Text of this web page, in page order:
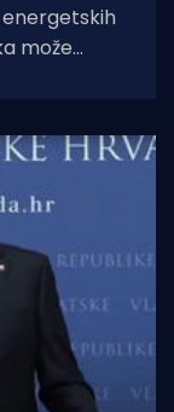
može